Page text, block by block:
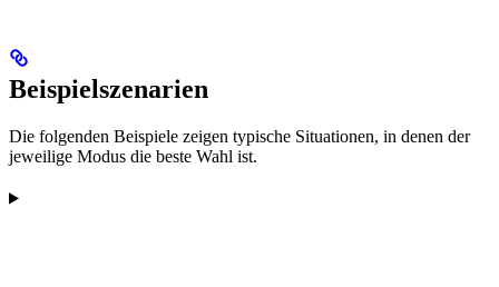
Beispielszenarien
Die folgenden Beispiele zeigen typische Situationen, in denen der
jeweilige Modus die beste Wahl ist.